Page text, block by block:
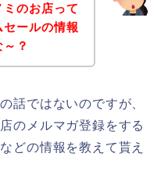
のお店って
ールの情報
？
話ではないのですが、
のメルマガ登録をする
どの情報を教えて貰え